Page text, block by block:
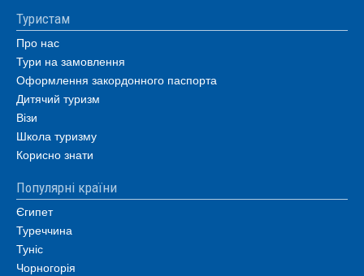
Туристам
Про нас
Тури на замовлення
Оформлення закордонного паспорта
Дитячий туризм
Візи
Школа туризму
Корисно знати
Популярні країни
Єгипет
Туреччина
Туніс
Чорногорія